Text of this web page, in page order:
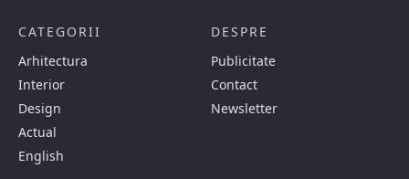
CATEGORII
Arhitectura
Interior
Design
Actual
English
DESPRE
Publicitate
Contact
Newsletter